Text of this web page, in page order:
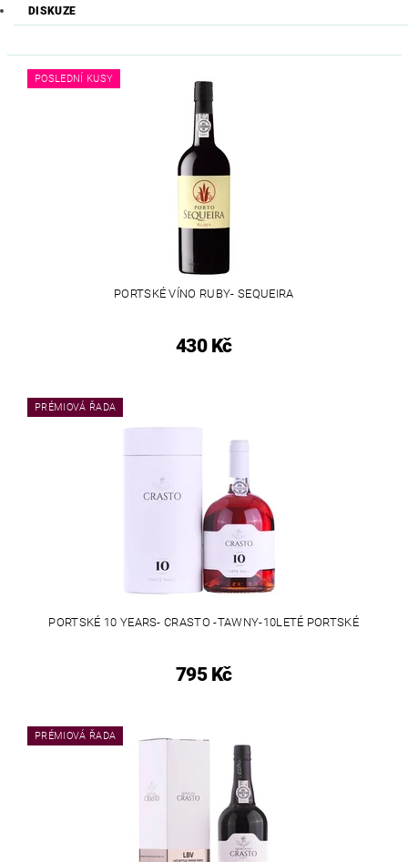
DISKUZE
POSLEDNÍ KUSY
PORTSKÉ VÍNO RUBY- SEQUEIRA
430 Kč
PRÉMIOVÁ ŘADA
PORTSKÉ 10 YEARS- CRASTO -TAWNY-10LETÉ PORTSKÉ
795 Kč
PRÉMIOVÁ ŘADA